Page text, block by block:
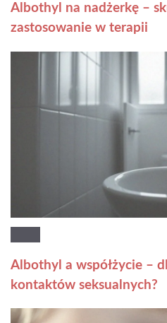
Albothyl na nadżerkę –
zastosowanie w terapii
Albothyl a współżycie –
kontaktów seksualnych?